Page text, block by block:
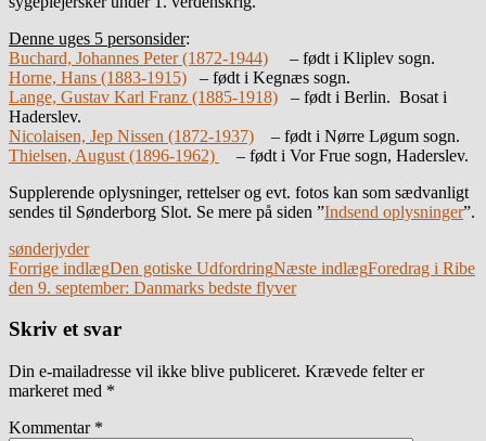
Denne uges 5 personsider:
Buchard, Johannes Peter (1872-1944) – født i Kliplev sogn.
Horne, Hans (1883-1915) – født i Kegnæs sogn.
Lange, Gustav Karl Franz (1885-1918) – født i Berlin. Bosat i
Haderslev.
Nicolaisen, Jep Nissen (1872-1937) – født i Nørre Løgum sogn.
Thielsen, August (1896-1962)
– født i Vor Frue sogn, Haderslev.
Supplerende oplysninger, rettelser og evt. fotos kan som sædvanligt
sendes til Sønderborg Slot. Se mere på siden ”Indsend oplysninger”.
sønderjyder
Indlægsnavigation
Forrige indlægDen gotiske UdfordringNæste indlægForedrag i Ribe
den 9. september: Danmarks bedste flyver
Skriv et svar
Din e-mailadresse vil ikke blive publiceret. Krævede felter er
markeret med *
Kommentar *